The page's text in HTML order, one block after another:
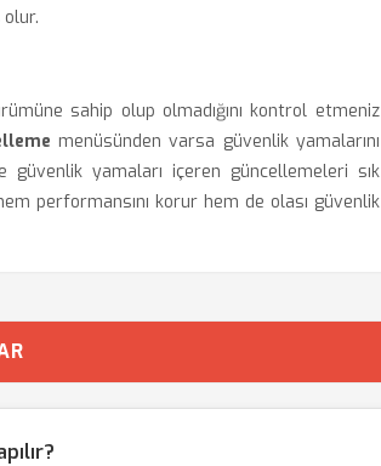
sahip olup olmadığını kontrol etmeniz
menüsünden varsa güvenlik yamalarını
yamaları içeren güncellemeleri sık
performansını korur hem de olası güvenlik